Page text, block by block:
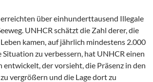
erreichten über einhunderttausend Illegale
UNHCR schätzt die Zahl derer, die
kamen, auf jährlich mindestens 2.000
Situation zu verbessern, hat UNHCR einen
der vorsieht, die Präsenz in den
vergrößern und die Lage dort zu